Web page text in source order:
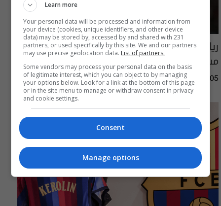
ريال مدريد يقرر تحسين عرضه المالي لحسم
مستقبل فينيسيوس
17:24 | 2026-08-05
Learn more
Your personal data will be processed and information from
your device (cookies, unique identifiers, and other device
data) may be stored by, accessed by and shared with 231
partners, or used specifically by this site. We and our partners
may use precise geolocation data. List of partners.
Some vendors may process your personal data on the basis
of legitimate interest, which you can object to by managing
your options below. Look for a link at the bottom of this page
or in the site menu to manage or withdraw consent in privacy
and cookie settings.
Consent
Manage options